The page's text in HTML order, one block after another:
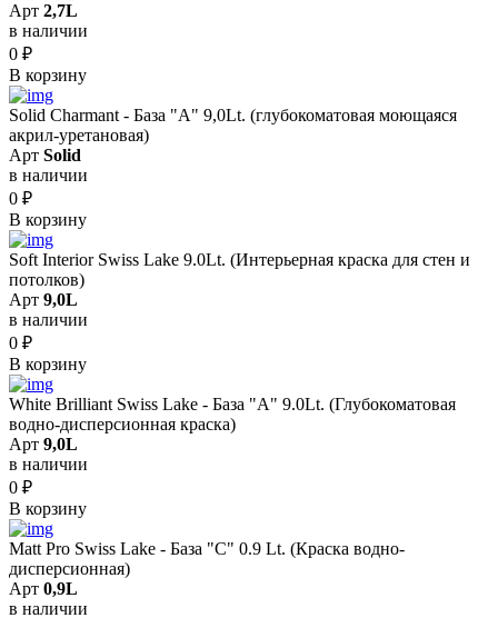
Арт 2,7L
в наличии
0 ₽
В корзину
Solid Сharmant - База "А" 9,0Lt. (глубокоматовая моющаяся
акрил-уретановая)
Арт Solid
в наличии
0 ₽
В корзину
Soft Interior Swiss Lake 9.0Lt. (Интерьерная краска для стен и
потолков)
Арт 9,0L
в наличии
0 ₽
В корзину
White Brilliant Swiss Lake - База "A" 9.0Lt. (Глубокоматовая
водно-дисперсионная краска)
Арт 9,0L
в наличии
0 ₽
В корзину
Matt Pro Swiss Lake - База "C" 0.9 Lt. (Краска водно-
дисперсионная)
Арт 0,9L
в наличии